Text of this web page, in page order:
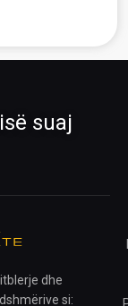
suaj
dhe
si:
nga RH Real
çdo pyetje